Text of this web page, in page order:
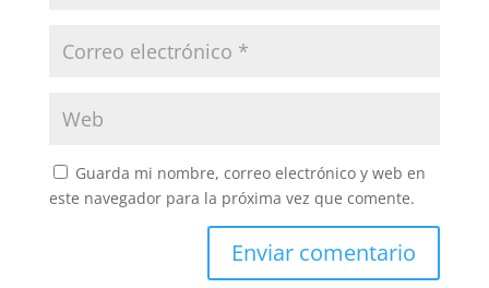
Guarda mi nombre, correo electrónico y web en
este navegador para la próxima vez que comente.